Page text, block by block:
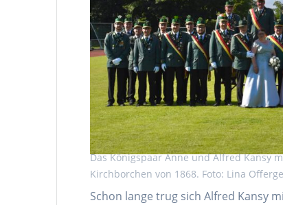
Das Königspaar Anne und Alfred Kansy
Kirchborchen von 1868. Foto: Lina
Schon lange trug sich Alfred Kansy